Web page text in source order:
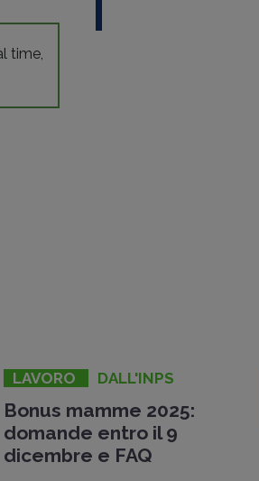
time,
LAVORO DALL'INPS
Bonus mamme 2025:
domande entro il 9
dicembre e FAQ